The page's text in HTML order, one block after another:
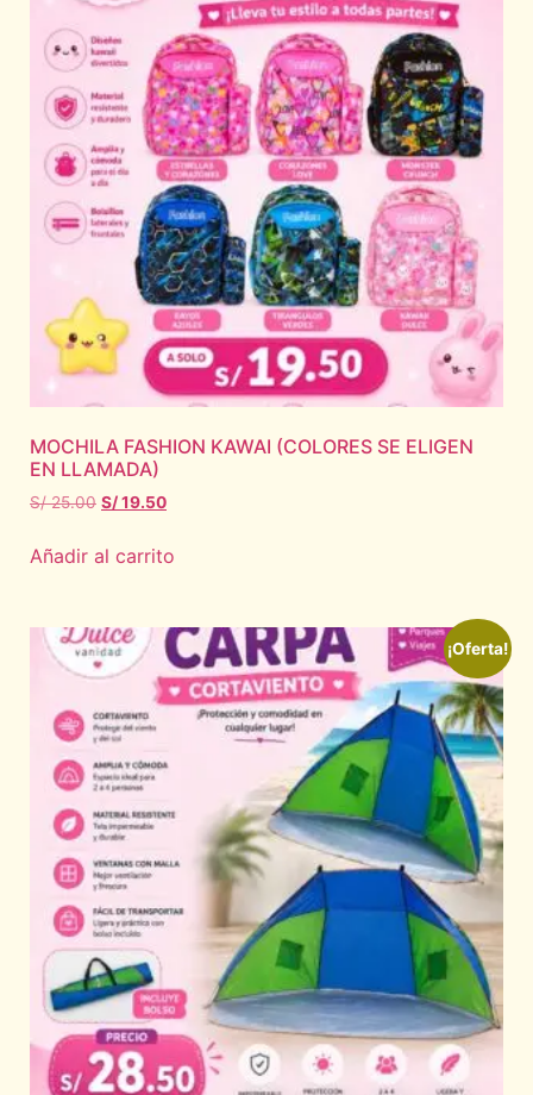
MOCHILA FASHION KAWAI (COLORES SE ELIGEN
EN LLAMADA)
S/25.00 S/19.50
Añadir al carrito
¡Oferta!